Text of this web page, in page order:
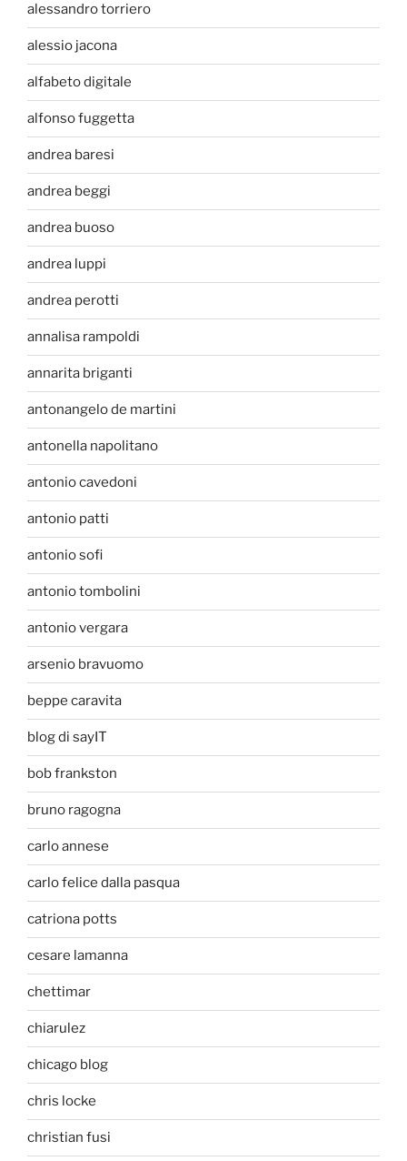
alessandro torriero
alessio jacona
alfabeto digitale
alfonso fuggetta
andrea baresi
andrea beggi
andrea buoso
andrea luppi
andrea perotti
annalisa rampoldi
annarita briganti
antonangelo de martini
antonella napolitano
antonio cavedoni
antonio patti
antonio sofi
antonio tombolini
antonio vergara
arsenio bravuomo
beppe caravita
blog di sayIT
bob frankston
bruno ragogna
carlo annese
carlo felice dalla pasqua
catriona potts
cesare lamanna
chettimar
chiarulez
chicago blog
chris locke
christian fusi